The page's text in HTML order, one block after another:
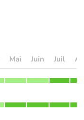
Mai Juin Juil